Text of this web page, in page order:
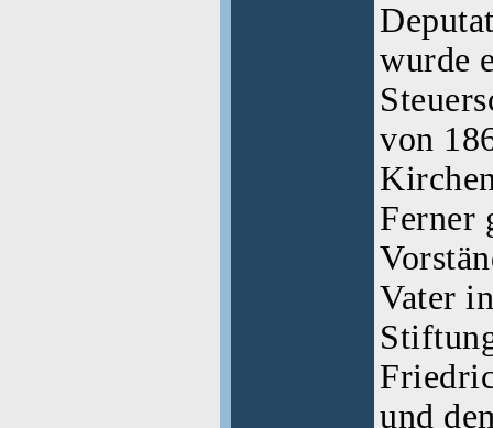
wurde
von
Ferner
Vater
und